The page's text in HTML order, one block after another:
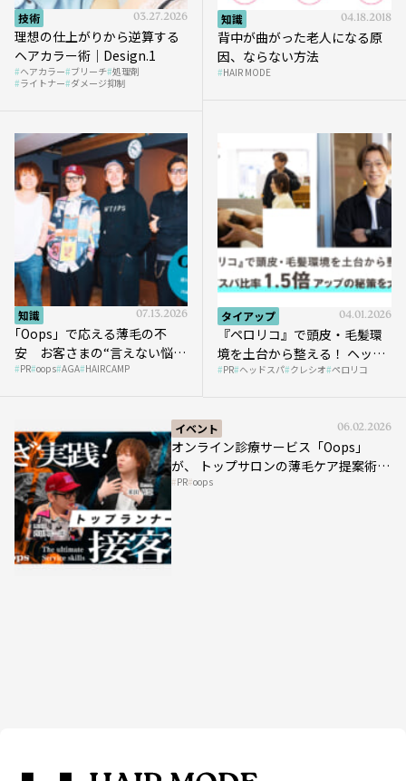
技術 03.27.2026
理想の仕上がりから逆算する
ヘアカラー術｜Design.1
ヘアカラー ブリーチ 処理剤
ライトナー ダメージ抑制
知識 04.18.2018
背中が曲がった老人になる原
因、ならない方法
HAIR MODE
知識 07.13.2026
｢Oops」で応える薄毛の不
安 お客さまの“言えない悩
み”にどう向き合う？ ＃01
PR oops AGA HAIRCAMP
タイアップ 04.01.2026
『ペロリコ』で頭皮・毛髪環
境を土台から整える！ ヘッド
スパ比率1.5倍アップの秘策を
PR ヘッドスパ クレシオ ペロリコ
イベント 06.02.2026
オンライン診療サービス「Oops」
が、 トップサロンの薄毛ケア提案術を
HAIRCAMPで公開！
PR oops